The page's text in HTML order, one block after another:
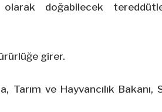
doğabilecek
girer.
ve Hayvancılık Bakanı,